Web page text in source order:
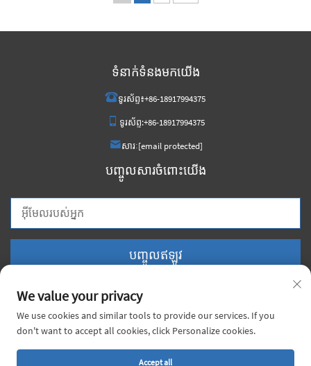
ទំនាក់ទំនងមកយើង
ទូរស័ព្ទ៖+86-18917994375
ទូរស័ព្ទ:+86-18917994375
សារៈ[email protected]
បញ្ចូលសារចំពោះយើង
បញ្ចូលឥឡូវ
We value your privacy
We use cookies and similar tools to provide our services. If you
don't want to accept all cookies, click Personalize cookies.
Accept all